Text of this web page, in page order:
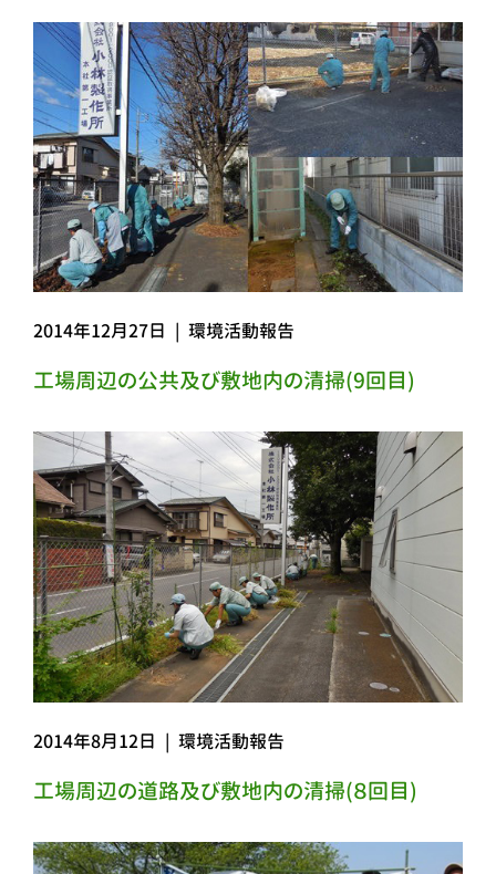
2014年12月27日 | 環境活動報告
工場周辺の公共及び敷地内の清掃(9回目)
2014年8月12日 | 環境活動報告
工場周辺の道路及び敷地内の清掃(８回目)